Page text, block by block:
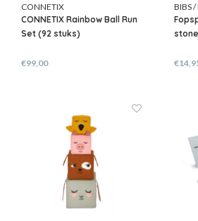
CONNETIX
CONNETIX Rainbow Ball Run
Set (92 stuks)
€99,00
BIBS /
stone